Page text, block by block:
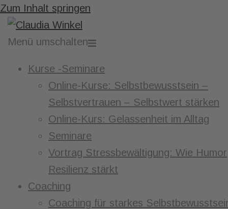
Zum Inhalt springen
Menü umschalten
Kurse -Seminare
Online-Kurse: Selbstbewusstsein –
Selbstvertrauen – Selbstwert stärken
Online-Kurs: Gelassenheit im Alltag
Seminare
Vortrag Stressbewältigung: Wie Humor
Resilienz stärkt
Coaching
Coaching für starkes